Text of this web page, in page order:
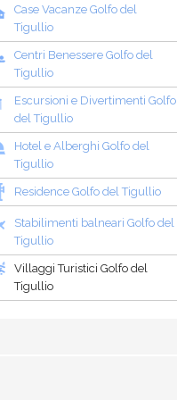
Case Vacanze Golfo del
Tigullio
Centri Benessere Golfo del
Tigullio
Escursioni e Divertimenti Golfo
del Tigullio
Hotel e Alberghi Golfo del
Tigullio
Residence Golfo del Tigullio
Stabilimenti balneari Golfo del
Tigullio
Villaggi Turistici Golfo del
Tigullio